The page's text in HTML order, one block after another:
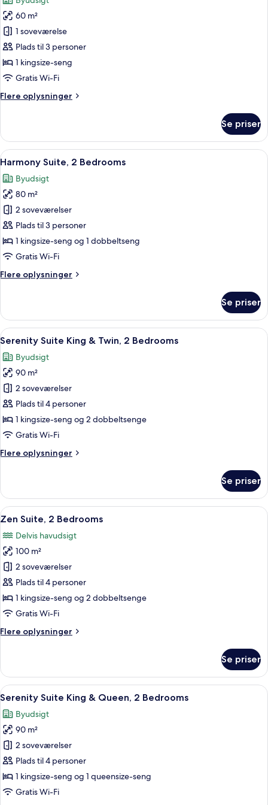
billeder
af
Peace
Suite,
1
Bedroom
60 m²
1 soveværelse
Plads til 3 personer
1 kingsize-seng
Gratis Wi-Fi
Flere oplysninger
Flere
Suite,
Bedroom
Se priser
Indlæs
alle
billeder
af
Harmony
Suite,
2
Bedrooms
Et hotelværelse med en stor seng,
9
Harmony Suite, 2 Bedrooms
Byudsigt
80 m²
2 soveværelser
Plads til 3 personer
1 kingsize-seng og 1 dobbeltseng
Gratis Wi-Fi
Flere oplysninger
Flere
Suite,
Bedrooms
Se priser
Indlæs
alle
billeder
af
Serenity
Suite
King
&
2
Et hotelværelse med en stor seng,
7
Serenity Suite King & Twin, 2 Bedrooms
Byudsigt
90 m²
2 soveværelser
Plads til 4 personer
1 kingsize-seng og 2 dobbeltsenge
Gratis Wi-Fi
Flere oplysninger
Flere
Suite
King
&
2
Bedrooms
Se priser
Indlæs
alle
billeder
af
Zen
Suite,
2
Bedrooms
Et hotelværelse med en stor seng,
11
Zen Suite, 2 Bedrooms
Delvis havudsigt
100 m²
2 soveværelser
Plads til 4 personer
1 kingsize-seng og 2 dobbeltsenge
Gratis Wi-Fi
Flere oplysninger
Flere
Suite,
Bedrooms
Se priser
Indlæs
alle
billeder
af
Serenity
Suite
King
&
Et hotelværelse med en stor seng,
8
Serenity Suite King & Queen, 2 Bedrooms
Byudsigt
90 m²
2 soveværelser
Plads til 4 personer
1 kingsize-seng og 1 queensize-seng
Gratis Wi-Fi